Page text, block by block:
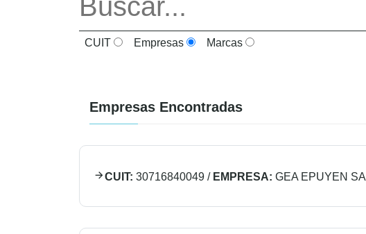
CUIT Empresas Marcas
Empresas Encontradas
CUIT: 30716840049 / EMPRESA: GEA EPUYEN SA